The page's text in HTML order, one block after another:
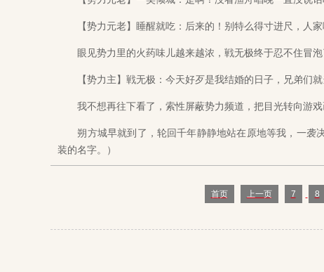
【势力元老】睡醒就吃：后来的！别特么得寸进尺，人家
眼见势力里的火药味儿越来越浓，戦无极终于忍不住冒泡
【势力主】戦无极：今天好歹是我结婚的日子，兄弟们就
我不想再往下看了，索性屏蔽势力频道，把目光转向游戏
朔方城早就到了，轮回千年静静地站在原地等我，一袭
装的名字。）
首页 上一页 7 8